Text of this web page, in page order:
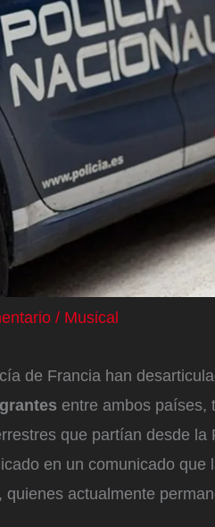
/ Musical
de Francia han
entre ambos países,
que partían desde la
en un comunicado que
actualmente